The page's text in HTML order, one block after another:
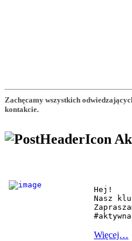
Zachęcamy wszystkich
kontakcie.
Hej!
Nasz
Więcej…